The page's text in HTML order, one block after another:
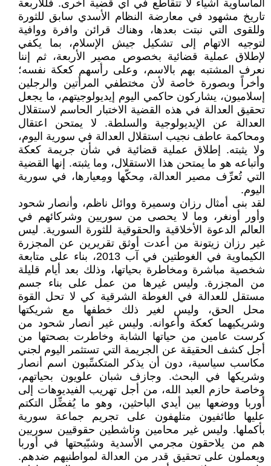
المأساوية أشياء لا تتقاطع في أي قضية أخرى. فللأربعة
تاريخ مشهود في معارضة النظام الأسدي سابق للثورة
وللقوى التي نبتت بعدها، وهناك قرائن وافرة ووافية
لتوجيه الاتهام إلى تشكيل جيش الإسلام، بما يكفي
لإطلاق عملية قضائية بخصوص مصير الأربعة، ثم إننا
نعرف المشتبه بهم بالاسم، وعلى رأسهم كعكة نفسه؛
وأخراً وبصورة خاصة لأن مختطفي المرأتين والرجلين
إسلاميون، يشاركون حاكمي اليوم إيديولوجيتهم، ما يجعل
تحقيق العدالة في هذه القضية الاختبار الحاسم لاستقلال
العدالة عن الإيديولوجية والسلطة. لا يمتحن اعتقال
ومحاكمة عاطف نجيب استقلال العدالة في سورية اليوم،
ولا يثبته. إطلاق عملية قضائية في شأن جريمة كعكة
وأتباعه هو ما يمتحن هذا الاستقلال، وما يثبته. إنها القضية
التي تُعرِّف مصير العدالة، مِحكّها ومِعيارها، في سورية
اليوم.
لقد بنى أمثال رزان وسميرة ووائل ناظم، وأنصار شحود
وأور أونغر، وما لا يحصى من سوريين وشركائهم في
العالم الدعوة الأخلاقية والحقوقية للثورة السورية. ليس
غير رزان زيتونة من أعدت أوثق تقريرين عن المجزرة
الكيماوية في الغوطتين في آب 2013، بناء على متابعة
شخصية مباشرة ومخاطرة بحياتها، وذلك بعد أيام قليلة
من المجزرة. وليس غيرها من عمل على بناء جسم
مستقل للعدالة في الغوطة الشرقية كي لا تحل القوة
محل الحق، وليس لغير ذلك خطفها مع شريكتها
وشريكيهما كعكة وأعوانه. وليس غير أنصار شحود من
كرست عامين من حياتها الشابة وخاطرت بصحتها من
أجل كشف الحقيقة عن الجريمة التي تستثمر اليوم لجني
مكاسب سياسية، دون أن يذكر المتكسِّبون اسم أنصار
وشريكها في البحث. وجازف شبان علويون بحياتهم،
وخاصة حازم العبد الله، من أجل تهريب الفيديوهات إلى
أوربا ووضعها بين أيدي الباحثين، وهو ما يُفضِّل التكتم
عليها طائفيون متلهفون على تجريم جماعة سورية
بأكملها. وليس غير محامين وناشطين حقوقيين سوريين
هم من يلاحقون مجرمي الأسدية وشبّيحتها في أوربا
ويعملون على تحقيق قدر من العدالة لمواطنيهم ضدهم.